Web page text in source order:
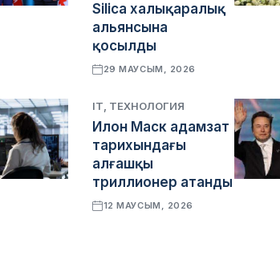
Silica халықаралық
альянсына
қосылды
29 МАУСЫМ, 2026
IT, ТЕХНОЛОГИЯ
Илон Маск адамзат
тарихындағы
алғашқы
триллионер атанды
12 МАУСЫМ, 2026